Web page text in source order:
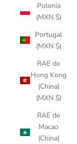
Polonia
(MXN $)
Portugal
(MXN $)
RAE de
Hong Kong
(China)
(MXN $)
RAE de
Macao
(China)